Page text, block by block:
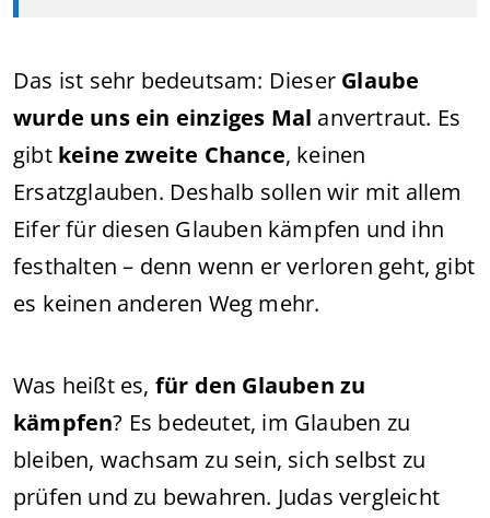
Das ist sehr bedeutsam: Dieser Glaube
wurde uns ein einziges Mal anvertraut. Es
gibt keine zweite Chance, keinen
Ersatzglauben. Deshalb sollen wir mit allem
Eifer für diesen Glauben kämpfen und ihn
festhalten – denn wenn er verloren geht, gibt
es keinen anderen Weg mehr.
Was heißt es, für den Glauben zu
kämpfen? Es bedeutet, im Glauben zu
bleiben, wachsam zu sein, sich selbst zu
prüfen und zu bewahren. Judas vergleicht